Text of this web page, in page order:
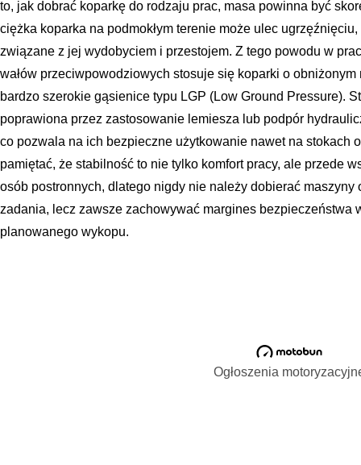
to, jak dobrać koparkę do rodzaju prac, masa powinna być
ciężka koparka na podmokłym terenie może ulec
związane z jej wydobyciem i przestojem. Z tego powodu w
wałów przeciwpowodziowych stosuje się koparki o
bardzo szerokie gąsienice typu LGP (Low Ground Pressure).
poprawiona przez zastosowanie lemiesza lub podpór
co pozwala na ich bezpieczne użytkowanie nawet na stokach
pamiętać, że stabilność to nie tylko komfort pracy, ale przede
osób postronnych, dlatego nigdy nie należy dobierać
zadania, lecz zawsze zachowywać margines bezpieczeństwa
planowanego wykopu.
Ogłoszenia